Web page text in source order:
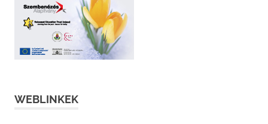
WEBLINKEK